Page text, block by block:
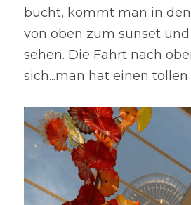
bucht, kommt man in
von oben zum sunset
sehen. Die Fahrt nach
sich...man hat einen